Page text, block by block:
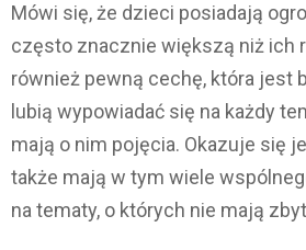
Mówi się, że dzieci posiadają
często znacznie większą niż ich
również pewną cechę, która jest
lubią wypowiadać się na każdy
mają o nim pojęcia. Okazuje się
także mają w tym wiele
na tematy, o których nie mają